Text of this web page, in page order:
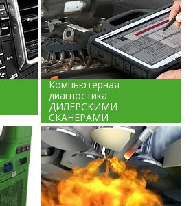
Компьютерная
диагностика
ДИЛЕРСКИМИ
СКАНЕРАМИ